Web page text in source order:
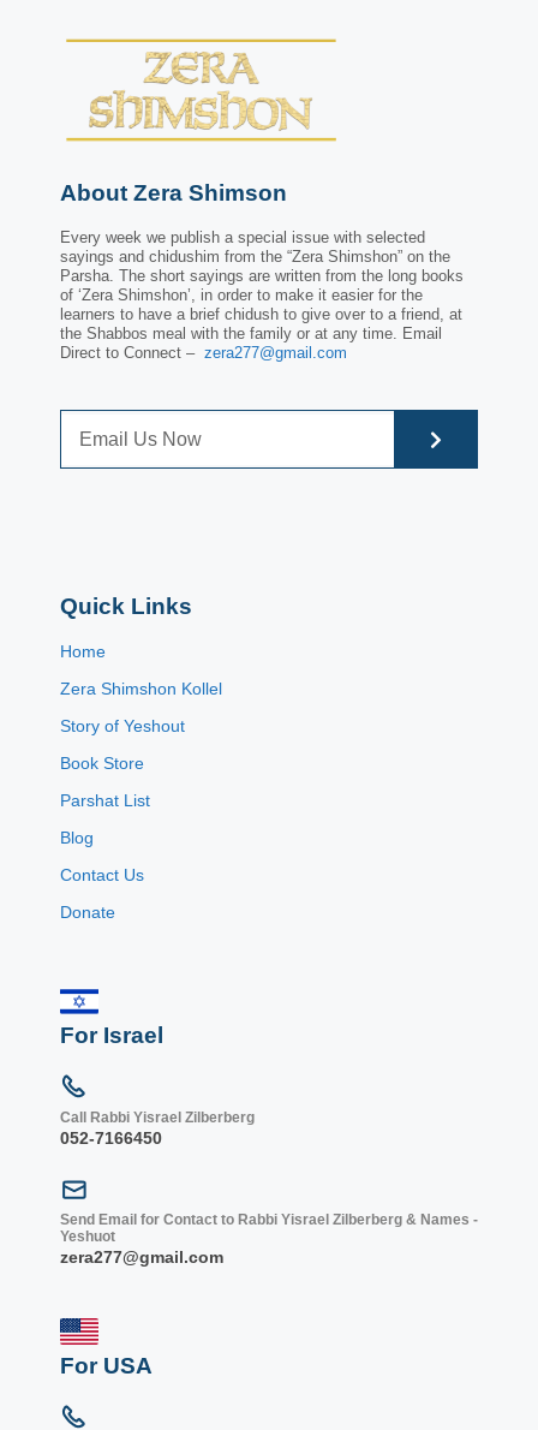
About Zera Shimson
Every week we publish a special issue with selected
sayings and chidushim from the “Zera Shimshon” on the
Parsha. The short sayings are written from the long books
of ‘Zera Shimshon’, in order to make it easier for the
learners to have a brief chidush to give over to a friend, at
the Shabbos meal with the family or at any time. Email
Direct to Connect – zera277@gmail.com
Quick Links
Home
Zera Shimshon Kollel
Story of Yeshout
Book Store
Parshat List
Blog
Contact Us
Donate
For Israel
Call Rabbi Yisrael Zilberberg
052-7166450
Send Email for Contact to Rabbi Yisrael Zilberberg & Names -
Yeshuot
zera277@gmail.com
For USA